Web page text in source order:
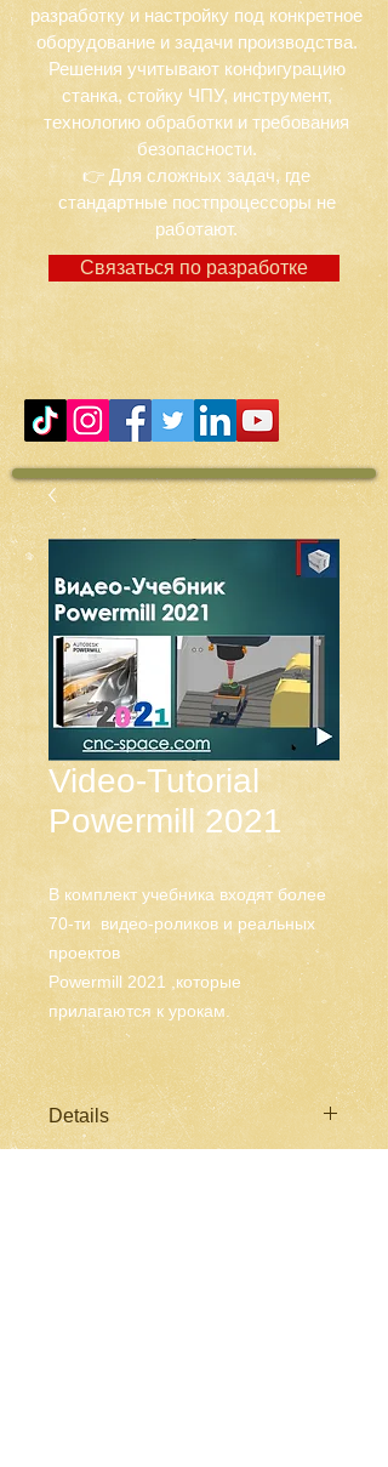
разработку и настройку под конкретное
оборудование и задачи производства.
Решения учитывают конфигурацию
станка, стойку ЧПУ, инструмент,
технологию обработки и требования
безопасности.
👉 Для сложных задач, где
стандартные постпроцессоры не
работают.
Связаться по разработке
Video-Tutorial
Powermill 2021
В комплект учебника входят более
70-ти видео-роликов и реальных
проектов
Powermill 2021 ,которые
прилагаются к урокам.
Details